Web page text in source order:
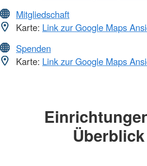
Mitgliedschaft
Karte: Link zur Google Maps
Spenden
Karte: Link zur Google Maps
Überblick